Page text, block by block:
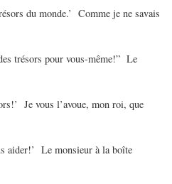
du monde.’ Comme je ne savais
trésors pour vous-même!” Le
Je vous l’avoue, mon roi, que
Le monsieur à la boîte